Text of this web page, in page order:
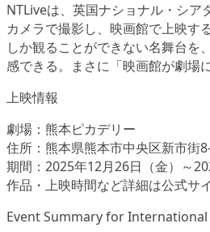
NTLiveは、英国ナショナル・シア
カメラで撮影し、映画館で上映す
しか観ることができない名舞台を
感できる。まさに「映画館が劇場
上映情報
劇場：熊本ピカデリー
住所：熊本県熊本市中央区新市街
期間：2025年12月26日（金）～
作品・上映時間など詳細は公式サ
Event Summary for